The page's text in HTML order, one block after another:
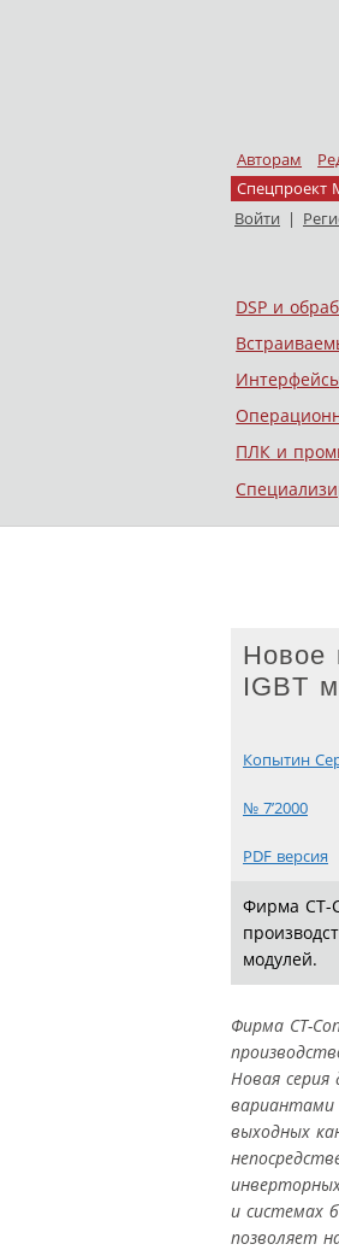
Авторам
Спецпроект
Войти |
Меню
Skip to
DSP и
ПЛК и
Новое
IGBT
Копытин
№ 7’2000
PDF версия
Фирма CT-
модулей.
Фирма CT-
Новая серия
вариантами
выходных
и системах
позволяет